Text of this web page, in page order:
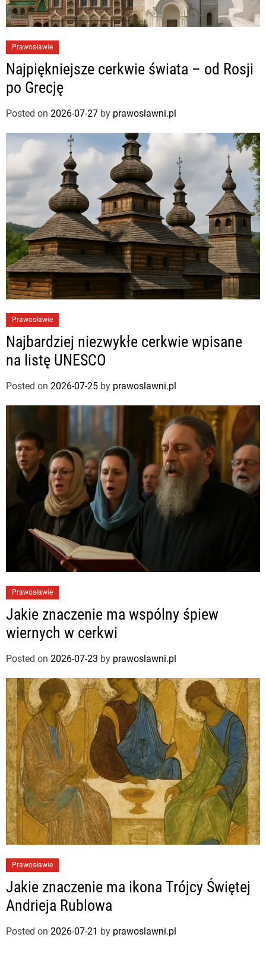
Prawosławie
Najpiękniejsze cerkwie świata – od Rosji
po Grecję
Posted on 2026-07-27 by prawoslawni.pl
Prawosławie
Najbardziej niezwykłe cerkwie wpisane
na listę UNESCO
Posted on 2026-07-25 by prawoslawni.pl
Prawosławie
Jakie znaczenie ma wspólny śpiew
wiernych w cerkwi
Posted on 2026-07-23 by prawoslawni.pl
Prawosławie
Jakie znaczenie ma ikona Trójcy Świętej
Andrieja Rublowa
Posted on 2026-07-21 by prawoslawni.pl